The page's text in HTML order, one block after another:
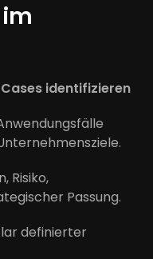
Cases identifizieren
Risiko,
Passung.
definierter